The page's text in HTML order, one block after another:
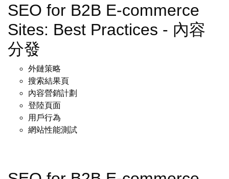
SEO for B2B E-commerce
Sites: Best Practices - 內容
分發
外鏈策略
搜索結果頁
內容營銷計劃
登陸頁面
用戶行為
網站性能測試